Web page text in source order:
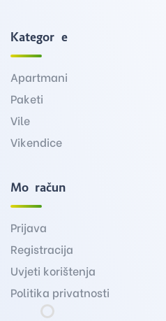
Kategorije
Apartmani
Paketi
Vile
Vikendice
Moj račun
Prijava
Registracija
Uvjeti korištenja
Politika privatnosti